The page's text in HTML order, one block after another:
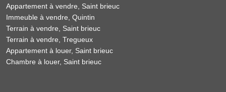
Appartement à vendre, Saint brieuc
Immeuble à vendre, Quintin
Terrain à vendre, Saint brieuc
Terrain à vendre, Tregueux
Appartement à louer, Saint brieuc
Chambre à louer, Saint brieuc